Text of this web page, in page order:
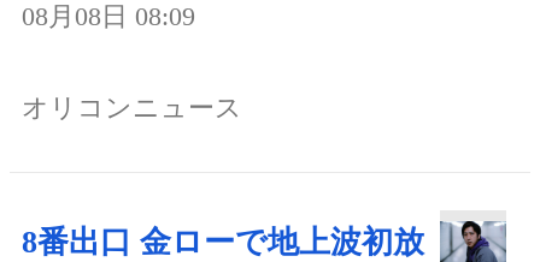
08月08日 08:09
オリコンニュース
8番出口 金ローで地上波初放